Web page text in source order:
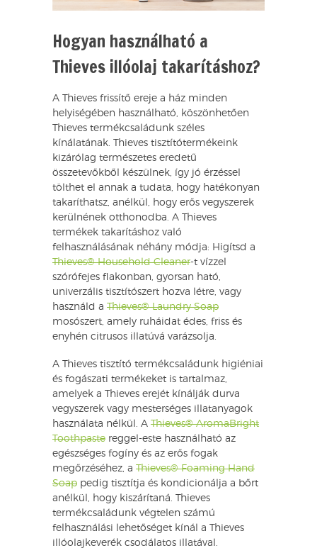
Hogyan használható a
Thieves illóolaj takarításhoz?
A Thieves frissítő ereje a ház minden
helyiségében használható, köszönhetően
Thieves termékcsaládunk széles
kínálatának. Thieves tisztítótermékeink
kizárólag természetes eredetű
összetevőkből készülnek, így jó érzéssel
tölthet el annak a tudata, hogy hatékonyan
takaríthatsz, anélkül, hogy erős vegyszerek
kerülnének otthonodba. A Thieves
termékek takarításhoz való
felhasználásának néhány módja: Higítsd a
Thieves® Household Cleaner-t vízzel
szórófejes flakonban, gyorsan ható,
univerzális tisztítószert hozva létre, vagy
használd a Thieves® Laundry Soap
mosószert, amely ruháidat édes, friss és
enyhén citrusos illatúvá varázsolja.
A Thieves tisztító termékcsaládunk higiéniai
és fogászati ​​termékeket is tartalmaz,
amelyek a Thieves erejét kínálják durva
vegyszerek vagy mesterséges illatanyagok
használata nélkül. A Thieves® AromaBright
Toothpaste reggel-este használható az
egészséges fogíny és az erős fogak
megőrzéséhez, a Thieves® Foaming Hand
Soap pedig tisztítja és kondicionálja a bőrt
anélkül, hogy kiszárítaná. Thieves
termékcsaládunk végtelen számú
felhasználási lehetőséget kínál a Thieves
illóolajkeverék csodálatos illatával.